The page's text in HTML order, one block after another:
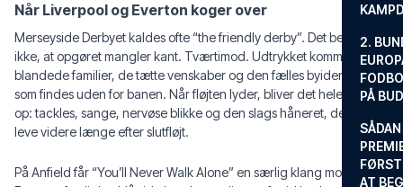
2.
PÅ
AT
Når Liverpool og Everton koger over
Merseyside Derbyet kaldes ofte “the friendly derby”. Det betyder
ikke, at opgøret mangler kant. Tværtimod. Udtrykket kommer af de
blandede familier, de tætte venskaber og den fælles byidentitet,
som findes uden for banen. Når fløjten lyder, bliver det hele skruet
op: tackles, sange, nervøse blikke og den slags håneret, der kan
leve videre længe efter slutfløjt.
På Anfield får “You’ll Never Walk Alone” en særlig klang mod